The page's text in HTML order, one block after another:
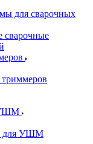
для сварочных
сварочные
УШМ
для УШМ